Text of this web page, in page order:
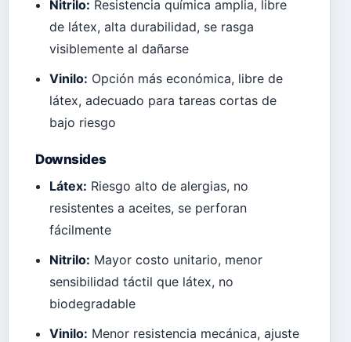
Nitrilo: Resistencia química amplia, libre
de látex, alta durabilidad, se rasga
visiblemente al dañarse
Vinilo: Opción más económica, libre de
látex, adecuado para tareas cortas de
bajo riesgo
Downsides
Látex: Riesgo alto de alergias, no
resistentes a aceites, se perforan
fácilmente
Nitrilo: Mayor costo unitario, menor
sensibilidad táctil que látex, no
biodegradable
Vinilo: Menor resistencia mecánica, ajuste